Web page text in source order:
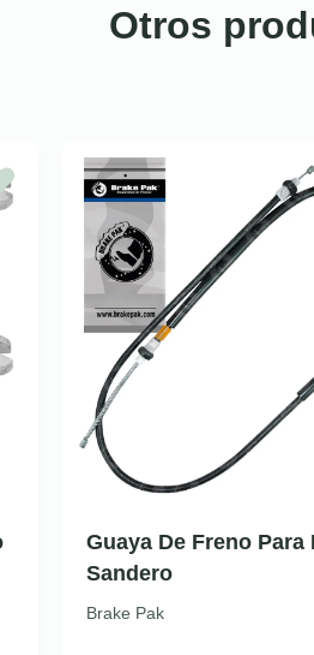
Otros
Guaya De Freno Para
Sandero
Brake Pak